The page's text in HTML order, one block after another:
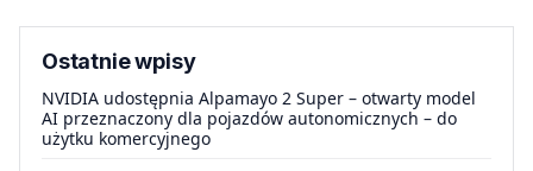
Ostatnie wpisy
NVIDIA udostępnia Alpamayo 2 Super – otwarty model
AI przeznaczony dla pojazdów autonomicznych – do
użytku komercyjnego